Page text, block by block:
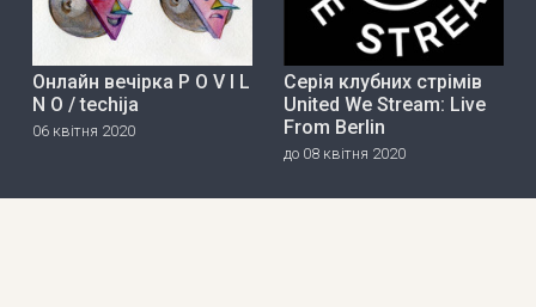
Онлайн вечірка P O V I L
N O / techija
06 квітня 2020
Серія клубних стрімів
United We Stream: Live
From Berlin
до 08 квітня 2020